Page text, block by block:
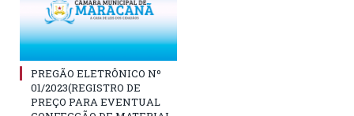
PREGÃO ELETRÔNICO Nº
01/2023(REGISTRO DE
PREÇO PARA EVENTUAL